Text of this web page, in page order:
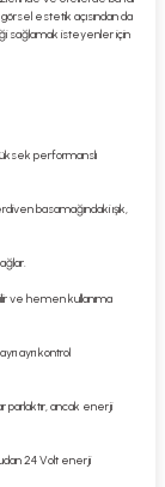
estetik açısından da
sağlamak isteyenler için
performanslı
basamağındaki ışık,
ve hemen kullanıma
ayrı kontrol
parlaktır, ancak enerji
24 Volt enerji